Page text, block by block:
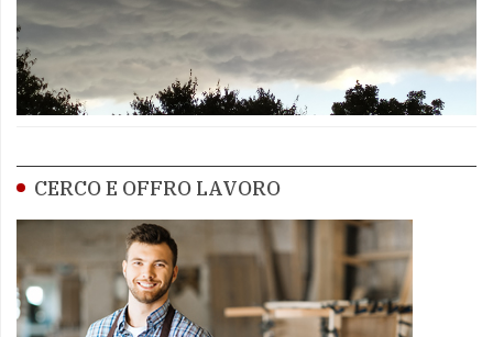
CERCO E OFFRO LAVORO